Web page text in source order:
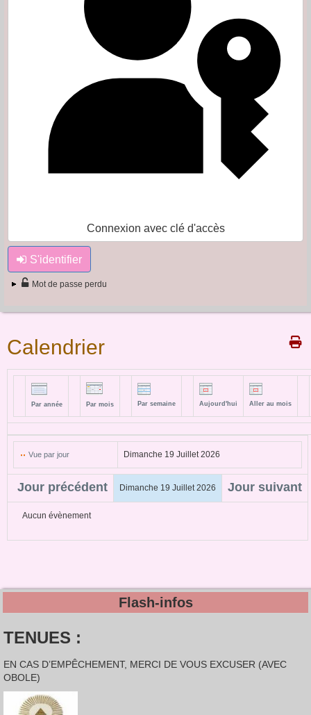
Connexion avec clé d'accès
S'identifier
Mot de passe perdu
Calendrier
Par année Par mois Par semaine Aujourd'hui Aller au mois
Vue par jour Dimanche 19 Juillet 2026
Jour précédent Dimanche 19 Juillet 2026 Jour suivant
Aucun évènement
Flash-infos
TENUES :
EN CAS D’EMPÊCHEMENT, MERCI DE VOUS EXCUSER (AVEC
OBOLE)